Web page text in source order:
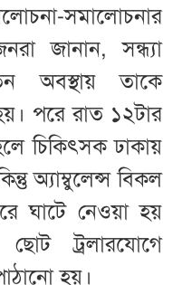
সমালোচনার
জানান, সন্ধ্যা
অবস্থায় তাকে
পরে রাত ১২টার
চিকিৎসক ঢাকায়
অ্যাম্বুলেন্স বিকল
ঘাটে নেওয়া হয়
ট্রলারযোগে
হয়।